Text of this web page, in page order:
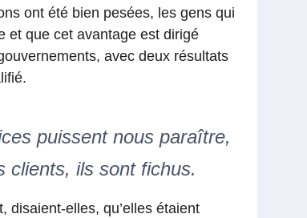
ont été bien pesées, les gens qui
et que cet avantage est dirigé
avec deux résultats
puissent nous paraître,
clients, ils sont fichus.
disaient-elles, qu’elles étaient